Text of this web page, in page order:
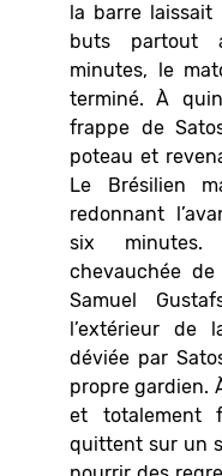
la barre laissait
buts partout
minutes, le
terminé. À
frappe de
poteau et
Le Brésilien
redonnant
six minutes.
chevauchée
Samuel
l’extérieur de
déviée par
propre gardien.
et totalement
quittent sur un